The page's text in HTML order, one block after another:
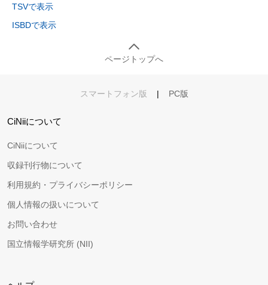
TSVで表示
ISBDで表示
ページトップへ
スマートフォン版 | PC版
CiNiiについて
CiNiiについて
収録刊行物について
利用規約・プライバシーポリシー
個人情報の扱いについて
お問い合わせ
国立情報学研究所 (NII)